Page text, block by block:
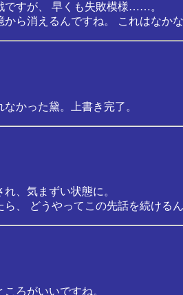
ですが、 早くも失敗模様……。
ら消えるんですね。 これはなかな
かった黛。上書き完了。
、気まずい状態に。
、 どうやってこの先話を続けるん
ろがいいですね。